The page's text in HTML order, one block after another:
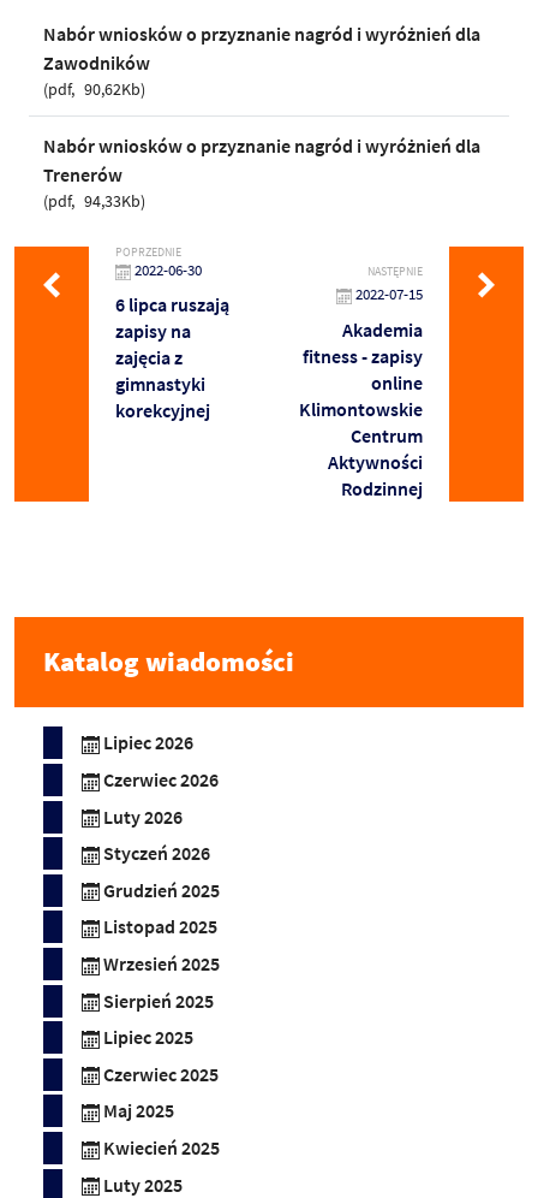
Nabór wniosków o przyznanie nagród i wyróżnień dla
Zawodników
pdf 90,62Kb
Nabór wniosków o przyznanie nagród i wyróżnień dla
Trenerów
pdf 94,33Kb
POPRZEDNIE
2022-06-30
6 lipca ruszają
zapisy na
zajęcia z
gimnastyki
korekcyjnej
NASTĘPNIE
2022-07-15
Akademia
fitness - zapisy
online
Klimontowskie
Centrum
Aktywności
Rodzinnej
Katalog wiadomości
Lipiec 2026
Czerwiec 2026
Luty 2026
Styczeń 2026
Grudzień 2025
Listopad 2025
Wrzesień 2025
Sierpień 2025
Lipiec 2025
Czerwiec 2025
Maj 2025
Kwiecień 2025
Luty 2025